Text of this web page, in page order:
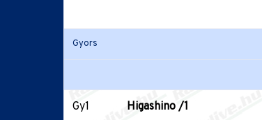
Gyors
Gy1 Higashino /1